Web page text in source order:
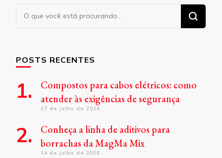
Procurando
POSTS RECENTES
Compostos para cabos elétricos: como
atender às exigências de segurança
27 de julho de 2026
Conheça a linha de aditivos para
borrachas da MagMa Mix
24 de julho de 2026